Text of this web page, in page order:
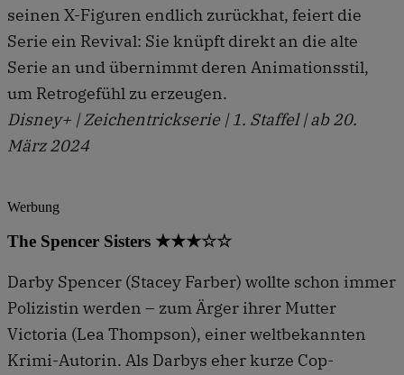
seinen X-Figuren endlich zurückhat, feiert die
Serie ein Revival: Sie knüpft direkt an die alte
Serie an und übernimmt deren Animationsstil,
um Retrogefühl zu erzeugen.
Disney+ | Zeichentrickserie | 1. Staffel | ab 20.
März 2024
Werbung
The Spencer Sisters ★★★☆☆
Darby Spencer (Stacey Farber) wollte schon immer
Polizistin werden – zum Ärger ihrer Mutter
Victoria (Lea Thompson), einer weltbekannten
Krimi-Autorin. Als Darbys eher kurze Cop-